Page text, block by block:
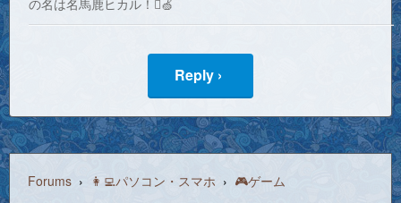
Reply ›
Forums › 👩‍💻パソコン・スマホ › 🎮ゲーム